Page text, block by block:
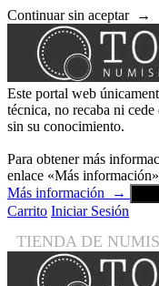
Continuar sin aceptar →
Este portal web
técnica, no recaba ni
sin su conocimiento.
Para obtener más
enlace «Más
Más información
→
Carrito Iniciar Sesión
TIENDA DE